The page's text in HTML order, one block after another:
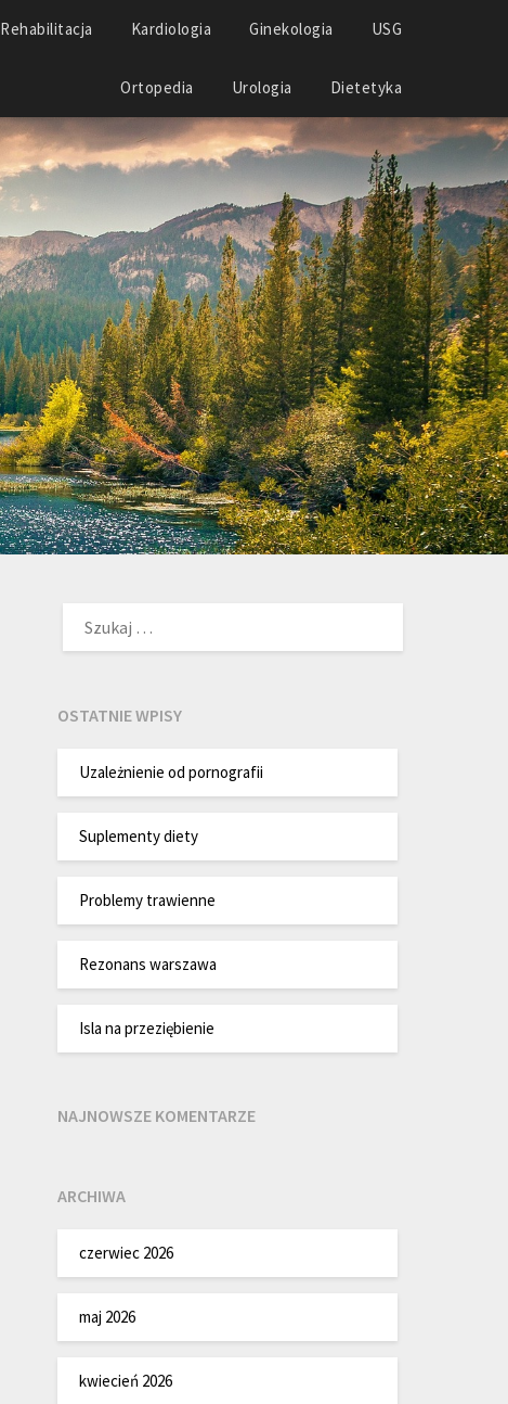
Rehabilitacja Kardiologia Ginekologia USG
Ortopedia Urologia Dietetyka
OSTATNIE WPISY
Uzależnienie od pornografii
Suplementy diety
Problemy trawienne
Rezonans warszawa
Isla na przeziębienie
NAJNOWSZE KOMENTARZE
ARCHIWA
czerwiec 2026
maj 2026
kwiecień 2026